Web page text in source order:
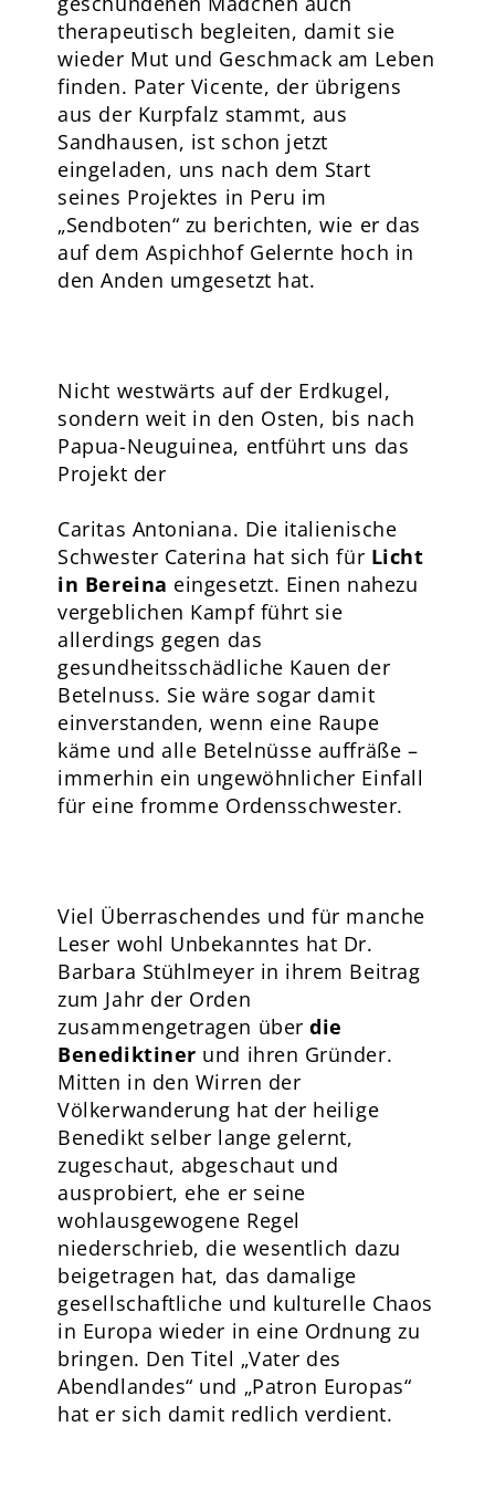
therapeutisch begleiten, damit sie
wieder Mut und Geschmack am Leben
finden. Pater Vicente, der übrigens
aus der Kurpfalz stammt, aus
Sandhausen, ist schon jetzt
eingeladen, uns nach dem Start
seines Projektes in Peru im
„Sendboten“ zu berichten, wie er das
auf dem Aspichhof Gelernte hoch in
den Anden umgesetzt hat.
Nicht westwärts auf der Erdkugel,
sondern weit in den Osten, bis nach
Papua-Neuguinea, entführt uns das
Projekt der
Caritas Antoniana. Die italienische
Schwester Caterina hat sich für Licht
in Bereina eingesetzt. Einen nahezu
vergeblichen Kampf führt sie
allerdings gegen das
gesundheitsschädliche Kauen der
Betelnuss. Sie wäre sogar damit
einverstanden, wenn eine Raupe
käme und alle Betelnüsse auffräße –
immerhin ein ungewöhnlicher Einfall
für eine fromme Ordensschwester.
Viel Überraschendes und für manche
Leser wohl Unbekanntes hat Dr.
Barbara Stühlmeyer in ihrem Beitrag
zum Jahr der Orden
zusammengetragen überdie
Benediktiner und ihren Gründer.
Mitten in den Wirren der
Völkerwanderung hat der heilige
Benedikt selber lange gelernt,
zugeschaut, abgeschaut und
ausprobiert, ehe er seine
wohlausgewogene Regel
niederschrieb, die wesentlich dazu
beigetragen hat, das damalige
gesellschaftliche und kulturelle Chaos
in Europa wieder in eine Ordnung zu
bringen. Den Titel „Vater des
Abendlandes“ und „Patron Europas“
hat er sich damit redlich verdient.